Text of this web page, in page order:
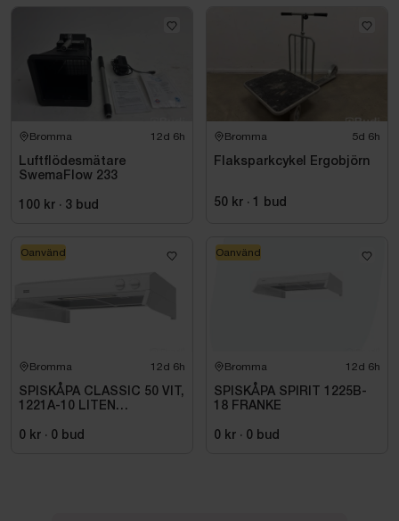
Bromma 12d 6h
Luftflödesmätare
SwemaFlow 233
100 kr · 3 bud
Bromma 5d 6h
Flaksparkcykel Ergobjörn
50 kr · bud
Bromma 12d 6h
SPISKÅPA CLASSIC 50 VIT,
1221A-10 LITEN
0 kr · 0 bud
Oanvänd
Bromma 12d 6h
SPISKÅPA SPIRIT 1225B-
18 FRANKE
0 kr · 0 bud
Oanvänd